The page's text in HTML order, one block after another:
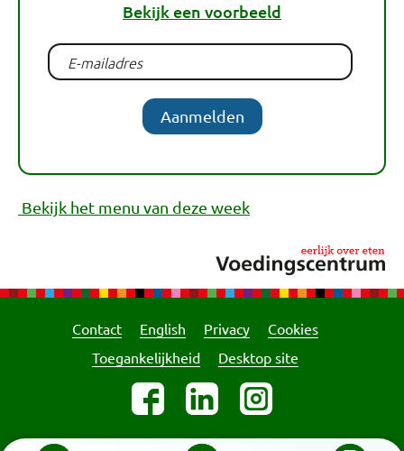
Bekijk een voorbeeld
Aanmelden
Bekijk het menu van deze week
Contact English Privacy
Cookies
Toegankelijkheid
Desktop site